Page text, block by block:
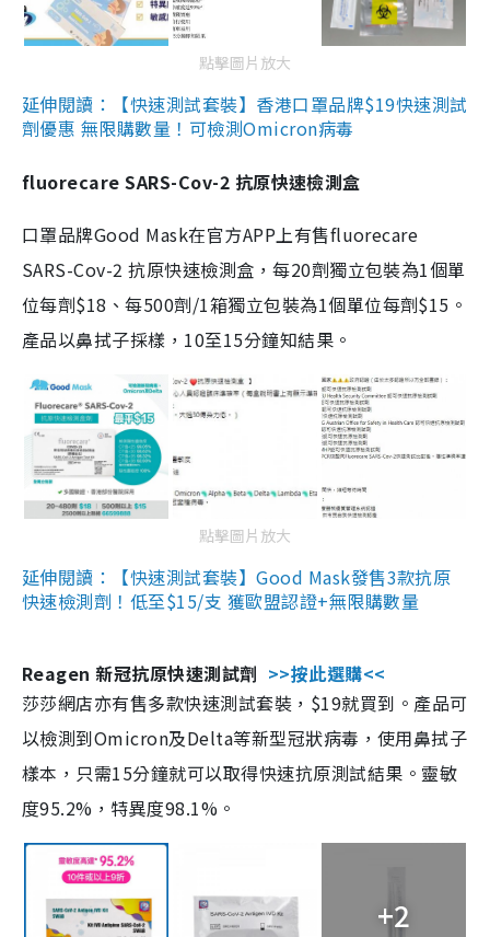
點擊圖片放大
延伸閱讀：【快速測試套裝】香港口罩品牌$19快速測試
劑優惠 無限購數量！可檢測Omicron病毒
fluorecare SARS-Cov-2 抗原快速檢測盒
口罩品牌Good Mask在官方APP上有售fluorecare
SARS-Cov-2 抗原快速檢測盒，每20劑獨立包裝為1個單
位每劑$18、每500劑/1箱獨立包裝為1個單位每劑$15。
產品以鼻拭子採樣，10至15分鐘知結果。
點擊圖片放大
延伸閱讀：【快速測試套裝】Good Mask發售3款抗原
快速檢測劑！低至$15/支 獲歐盟認證+無限購數量
Reagen 新冠抗原快速測試劑 >>按此選購<<
莎莎網店亦有售多款快速測試套裝，$19就買到。產品可
以檢測到Omicron及Delta等新型冠狀病毒，使用鼻拭子
樣本，只需15分鐘就可以取得快速抗原測試結果。靈敏
度95.2%，特異度98.1%。
+2